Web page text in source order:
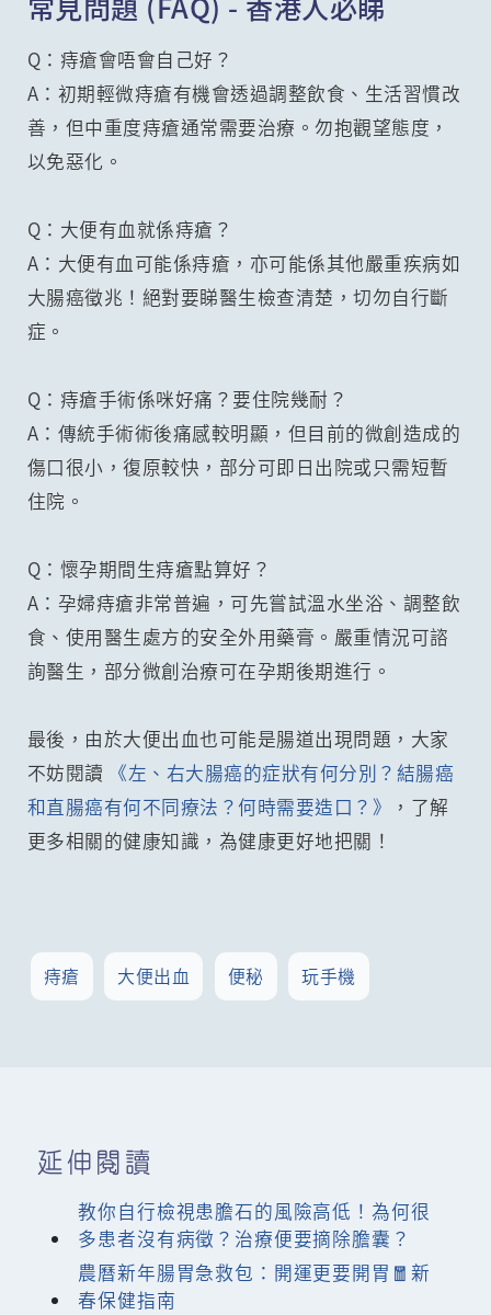
Q：痔瘡會唔會自己好？
A：初期輕微痔瘡有機會透過調整飲食、生活習慣改
善，但中重度痔瘡通常需要治療。勿抱觀望態度，
以免惡化。
Q：大便有血就係痔瘡？
A：大便有血可能係痔瘡，亦可能係其他嚴重疾病如
大腸癌徵兆！絕對要睇醫生檢查清楚，切勿自行斷
症。
Q：痔瘡手術係咪好痛？要住院幾耐？
A：傳統手術術後痛感較明顯，但目前的微創造成的
傷口很小，復原較快，部分可即日出院或只需短暫
住院。
Q：懷孕期間生痔瘡點算好？
A：孕婦痔瘡非常普遍，可先嘗試溫水坐浴、調整飲
食、使用醫生處方的安全外用藥膏。嚴重情況可諮
詢醫生，部分微創治療可在孕期後期進行。
最後，由於大便出血也可能是腸道出現問題，大家
不妨閱讀 《左、右大腸癌的症狀有何分別？結腸癌
和直腸癌有何不同療法？何時需要造口？》
，了解
更多相關的健康知識，為健康更好地把關！
痔瘡 大便出血 便秘 玩手機
延伸閱讀
教你自行檢視患膽石的風險高低！為何很
多患者沒有病徵？治療便要摘除膽囊？
農曆新年腸胃急救包：開運更要開胃🧧新
春保健指南